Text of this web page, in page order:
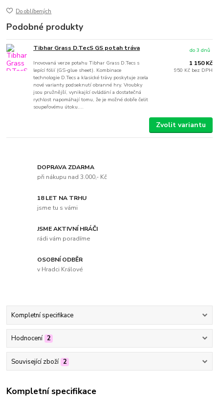
Do oblíbených
Podobné produkty
Tibhar Grass D.TecS GS potah tráva
Inovovaná verze potahu Tibhar Grass D.Tecs s
lepící fólií (GS-glue sheet). Kombinace
technologie D.Tecs a klasické trávy poskytuje zcela
nové varianty podseknutí obranné hry. Vroubky
jsou pružnější, vynikající ovládání a dostatečná
rychlost napomáhají tomu, že je možné dobře čelit
soupeřovému útoku....
1 150 Kč
950 Kč bez DPH
do 3 dnů
Zvolit variantu
DOPRAVA ZDARMA
při nákupu nad 3.000,- Kč
18 LET NA TRHU
jsme tu s vámi
JSME AKTIVNÍ HRÁČI
rádi vám poradíme
OSOBNÍ ODBĚR
v Hradci Králové
Kompletní specifikace
Hodnocení 2
Související zboží 2
Kompletní specifikace